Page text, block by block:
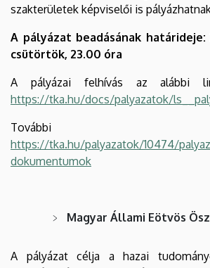
szakterületek képviselői is
A pályázat beadásának határideje:
csütörtök, 23.00 óra
A pályázai felhívás az alábbi
https://tka.hu/docs/palyazatok/
További
https://tka.hu/palyazatok/10474/
dokumentumok
Magyar Állami Eötvös
A pályázat célja a hazai